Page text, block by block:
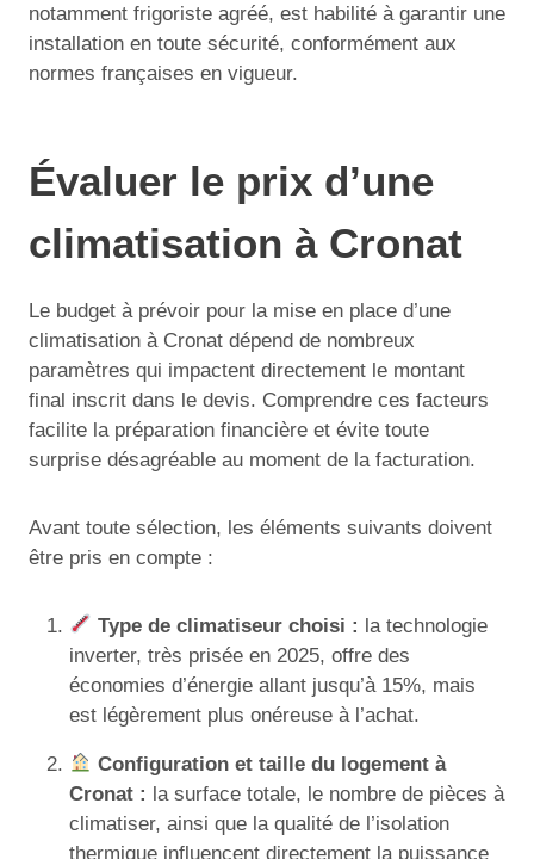
notamment frigoriste agréé, est habilité à garantir une
installation en toute sécurité, conformément aux
normes françaises en vigueur.
Évaluer le prix d’une
climatisation à Cronat
Le budget à prévoir pour la mise en place d’une
climatisation à Cronat dépend de nombreux
paramètres qui impactent directement le montant
final inscrit dans le devis. Comprendre ces facteurs
facilite la préparation financière et évite toute
surprise désagréable au moment de la facturation.
Avant toute sélection, les éléments suivants doivent
être pris en compte :
Type de climatiseur choisi : la technologie
inverter, très prisée en 2025, offre des
économies d’énergie allant jusqu’à 15%, mais
est légèrement plus onéreuse à l’achat.
Configuration et taille du logement à
Cronat : la surface totale, le nombre de pièces à
climatiser, ainsi que la qualité de l’isolation
thermique influencent directement la puissance